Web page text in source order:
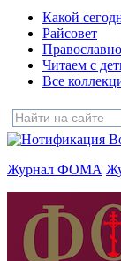
Какой
Райсовет
Читаем с
Все
Журнал ФОМА